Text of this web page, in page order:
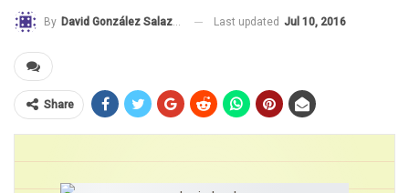
By David González Salazar Last updated Jul 10, 2016
Share